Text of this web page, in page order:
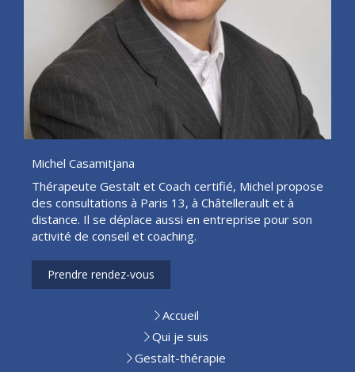
Michel Casamitjana
Thérapeute Gestalt et Coach certifié, Michel propose
des consultations à Paris 13, à Châtellerault et à
distance. Il se déplace aussi en entreprise pour son
activité de conseil et coaching.
Prendre rendez-vous
Accueil
Qui je suis
Gestalt-thérapie